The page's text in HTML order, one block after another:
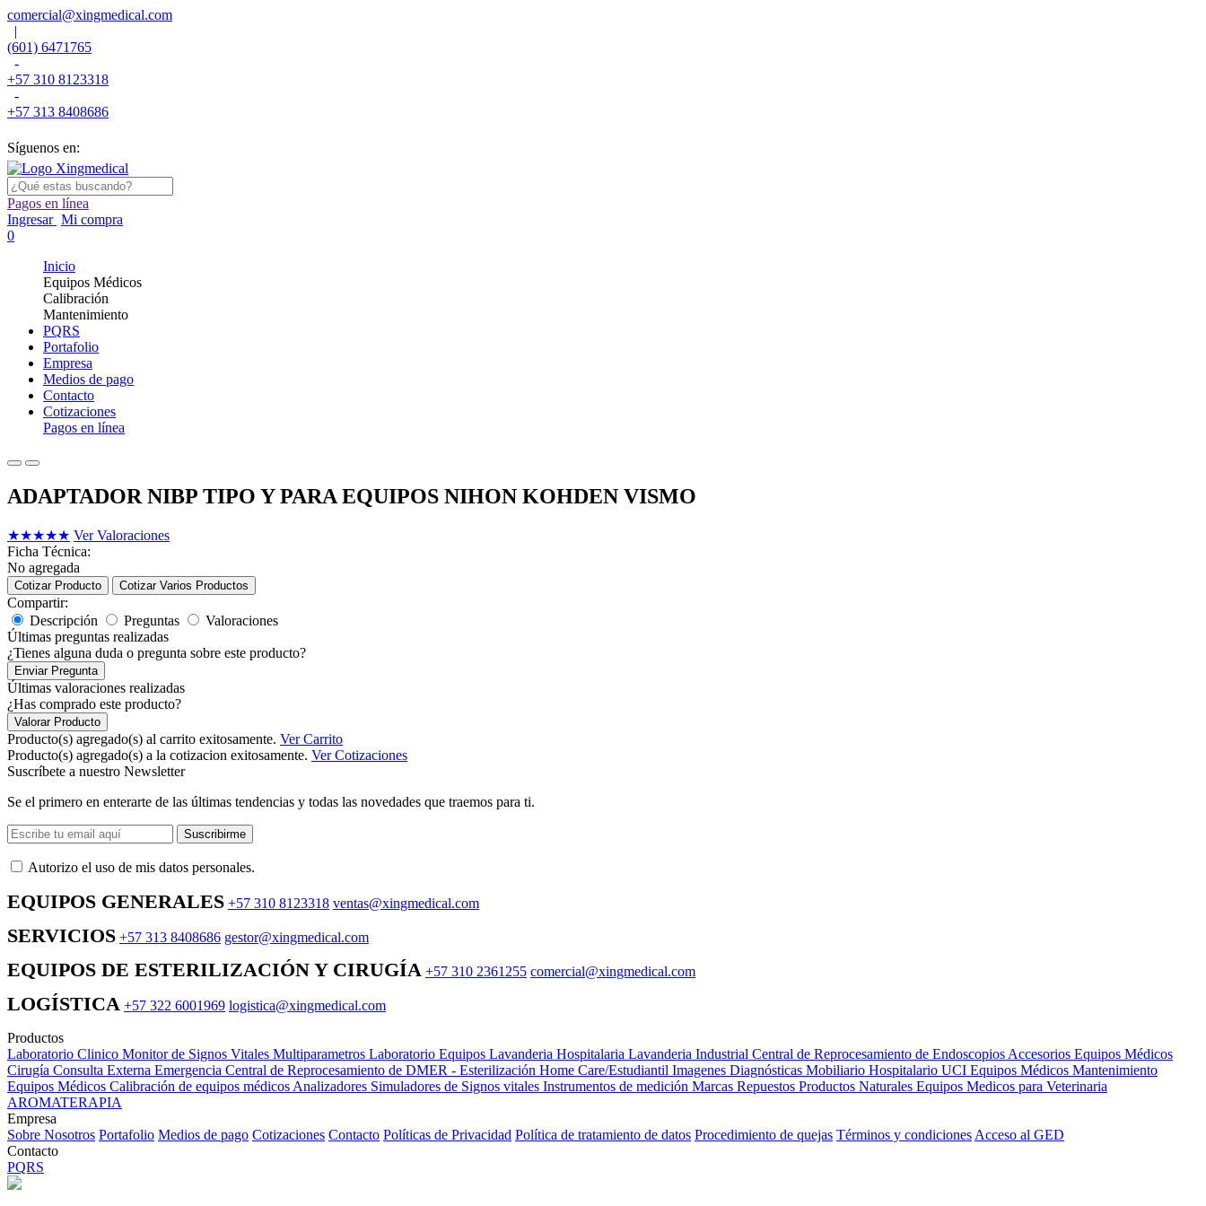
comercial@xingmedical.com
|
(601) 6471765
-
+57 310 8123318
-
+57 313 8408686
Síguenos en:
Pagos en línea
Ingresar Mi compra
0
Inicio
Equipos Médicos
Calibración
Mantenimiento
PQRS
Portafolio
Empresa
Medios de pago
Contacto
Cotizaciones
Pagos en línea
ADAPTADOR NIBP TIPO Y PARA EQUIPOS NIHON KOHDEN VISMO
★★★★★ Ver Valoraciones
Ficha Técnica:
No agregada
Cotizar Producto Cotizar Varios Productos
Compartir:
Descripción
Preguntas
Valoraciones
Últimas preguntas realizadas
¿Tienes alguna duda o pregunta sobre este producto?
Enviar Pregunta
Últimas valoraciones realizadas
¿Has comprado este producto?
Valorar Producto
Producto(s) agregado(s) al carrito exitosamente. Ver Carrito
Producto(s) agregado(s) a la cotizacion exitosamente. Ver Cotizaciones
Suscríbete a nuestro Newsletter
Se el primero en enterarte de las últimas tendencias y todas las novedades que traemos para ti.
Suscribirme
Autorizo ​​el uso de mis datos personales.
EQUIPOS GENERALES +57 310 8123318 ventas@xingmedical.com
SERVICIOS +57 313 8408686 gestor@xingmedical.com
EQUIPOS DE ESTERILIZACIÓN Y CIRUGÍA +57 310 2361255 comercial@xingmedical.com
LOGÍSTICA +57 322 6001969 logistica@xingmedical.com
Productos
Laboratorio Clinico Monitor de Signos Vitales Multiparametros Laboratorio Equipos Lavanderia Hospitalaria Lavanderia Industrial Central de Reprocesamiento de Endoscopios Accesorios Equipos Médicos
Cirugía Consulta Externa Emergencia Central de Reprocesamiento de DMER - Esterilización Home Care/Estudiantil Imagenes Diagnósticas Mobiliario Hospitalario UCI Equipos Médicos Mantenimiento
Equipos Médicos Calibración de equipos médicos Analizadores Simuladores de Signos vitales Instrumentos de medición Marcas Repuestos Productos Naturales Equipos Medicos para Veterinaria
AROMATERAPIA
Empresa
Sobre Nosotros Portafolio Medios de pago Cotizaciones Contacto Políticas de Privacidad Política de tratamiento de datos Procedimiento de quejas Términos y condiciones Acceso al GED
Contacto
PQRS